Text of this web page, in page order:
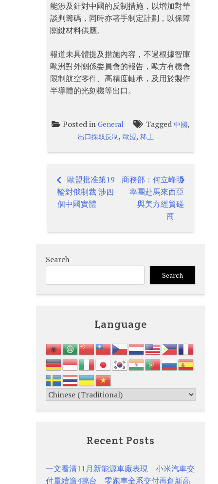
能涉及針對中國的反制措施，以增加對華
談判籌碼，同時亦著手制定計劃，以保障
關鍵材料供應。
報道未具體提及措施內容，不過根據智庫
歐洲對外關係委員會的報告，歐方有機會
限制航空零件、高精度軸承，及用於製作
半導體的光刻機等出口。
Posted inGeneral Tagged中國,
出口採取反制,歐盟,稀土
Post
navigation
歐盟批准第19
輪對俄制裁 涉四
個中國實體
商務部：何立峰明
率團赴馬來西亞
與美方經貿磋
商
Search
Search
Language
Recent Posts
一文看清11月新能源車廠表現 小米汽車交
付量續逾4萬台 零跑車全系交付再創新高